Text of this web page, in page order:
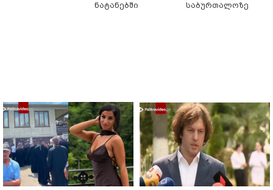
ნატანებში
საბურთალოზე